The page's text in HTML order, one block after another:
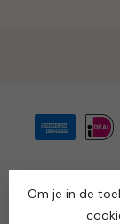
© Copyright
Om je in de